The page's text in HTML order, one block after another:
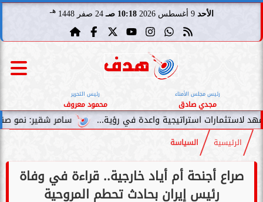
الأحد 9 أغسطس 2026 10:18 صـ 24 صفر 1448 هـ
رئيس مجلس الأمناء
مجدي صادق
رئيس التحرير
محمود معروف
سامر شقير: نمو صناديق الاستثمار
الرئيسية السياسة
صراع أجنحة أم أياد خارجية.. قراءة في وفاة
رئيس إيران بحادث تحطم المروحية